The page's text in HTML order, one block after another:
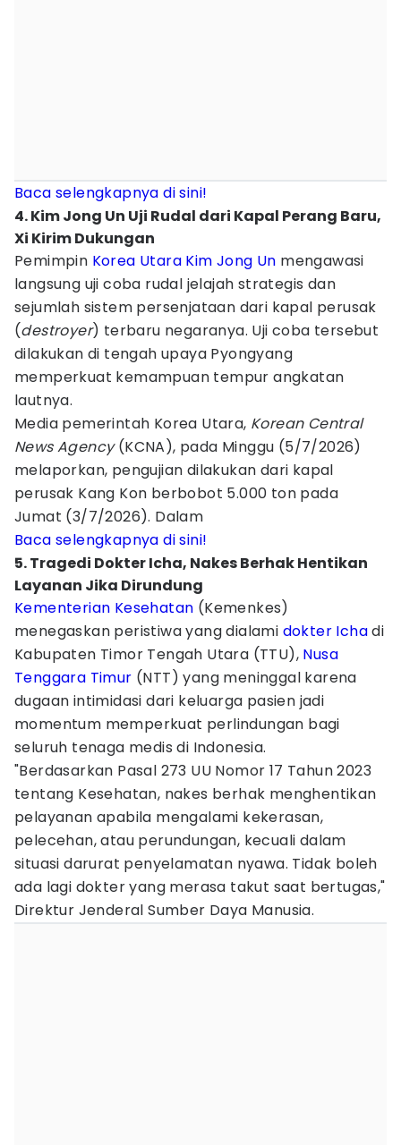
Baca selengkapnya di sini!
4. Kim Jong Un Uji Rudal dari Kapal Perang Baru,
Xi Kirim Dukungan
Pemimpin Korea Utara Kim Jong Un mengawasi
langsung uji coba rudal jelajah strategis dan
sejumlah sistem persenjataan dari kapal perusak
(destroyer) terbaru negaranya. Uji coba tersebut
dilakukan di tengah upaya Pyongyang
memperkuat kemampuan tempur angkatan
lautnya.
Media pemerintah Korea Utara, Korean Central
News Agency(KCNA), pada Minggu (5/7/2026)
melaporkan, pengujian dilakukan dari kapal
perusak Kang Kon berbobot 5.000 ton pada
Jumat (3/7/2026). Dalam
Baca selengkapnya di sini!
5. Tragedi Dokter Icha, Nakes Berhak Hentikan
Layanan Jika Dirundung
Kementerian Kesehatan (Kemenkes)
menegaskan peristiwa yang dialami dokter Ichadi
Kabupaten Timor Tengah Utara (TTU), Nusa
Tenggara Timur (NTT) yang meninggal karena
dugaan intimidasi dari keluarga pasien jadi
momentum memperkuat perlindungan bagi
seluruh tenaga medis di Indonesia.
"Berdasarkan Pasal 273 UU Nomor 17 Tahun 2023
tentang Kesehatan, nakes berhak menghentikan
pelayanan apabila mengalami kekerasan,
pelecehan, atau perundungan, kecuali dalam
situasi darurat penyelamatan nyawa. Tidak boleh
ada lagi dokter yang merasa takut saat bertugas,"
Direktur Jenderal Sumber Daya Manusia.